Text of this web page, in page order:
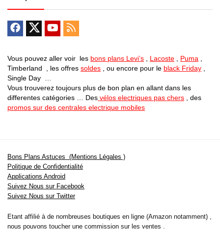
Vous pouvez aller voir les bons plans Levi’s Lacoste Puma
Timberland , les offres soldes , ou encore pour le black Friday
Single Day …
Vous trouverez toujours plus de bon plan en allant dans les
differentes catégories … Des vélos electriques pas chers , des
promos sur des centrales electrique mobiles
Bons Plans Astuces (Mentions Légales )
Politique de Confidentialité
Applications Android
Suivez Nous sur Facebook
Suivez Nous sur Twitter
Etant affilié à de nombreuses boutiques en ligne (Amazon notamment) ,
nous pouvons toucher une commission sur les ventes .